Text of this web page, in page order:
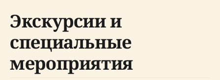
Экскурсии и
специальные
мероприятия